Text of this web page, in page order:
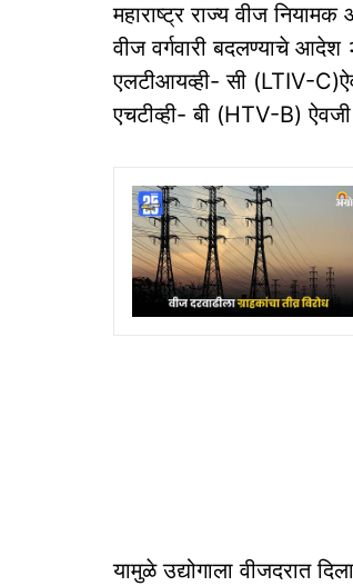
महाराष्ट्र राज्य वीज
वीज वर्गवारी बदलण्याचे आदेश
एलटीआयव्ही- सी (LTIV-
एचटीव्ही- बी (HTV-B) ऐवजी
यामुळे उद्योगाला वीजदरात